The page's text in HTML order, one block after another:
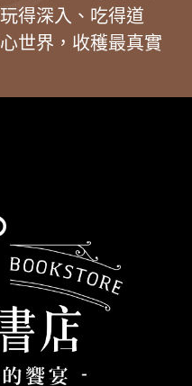
得深入、吃得道
世界，收穫最真實